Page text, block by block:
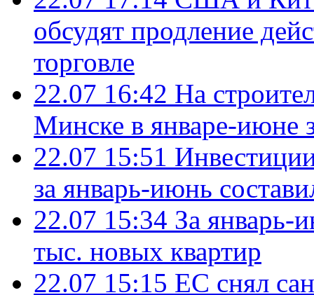
обсудят продление
торговле
22.07 16:42 На
Минске в январе-июне
22.07 15:51
за январь-июнь
22.07 15:34 За январь-
тыс. новых квартир
22.07 15:15 ЕС снял